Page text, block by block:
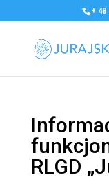
+ 48
RLGD